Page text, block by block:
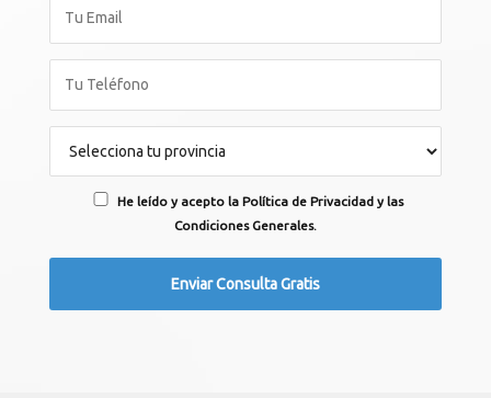
He leído y acepto la Política de Privacidad y las
Condiciones Generales.